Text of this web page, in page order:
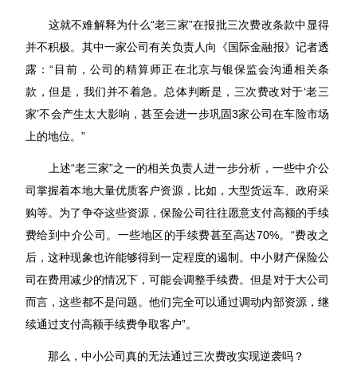
这就不难解释为什么“老三家”在报批三次费改条款中显得
并不积极。其中一家公司有关负责人向《国际金融报》记者透
露：“目前，公司的精算师正在北京与银保监会沟通相关条
款，但是，我们并不着急。总体判断是，三次费改对于‘老三
家’不会产生太大影响，甚至会进一步巩固3家公司在车险市场
上的地位。”
上述“老三家”之一的相关负责人进一步分析，一些中介公
司掌握着本地大量优质客户资源，比如，大型货运车、政府采
购等。为了争夺这些资源，保险公司往往愿意支付高额的手续
费给到中介公司。一些地区的手续费甚至高达70%。“费改之
后，这种现象也许能够得到一定程度的遏制。中小财产保险公
司在费用减少的情况下，可能会调整手续费。但是对于大公司
而言，这些都不是问题。他们完全可以通过调动内部资源，继
续通过支付高额手续费争取客户”。
那么，中小公司真的无法通过三次费改实现逆袭吗？